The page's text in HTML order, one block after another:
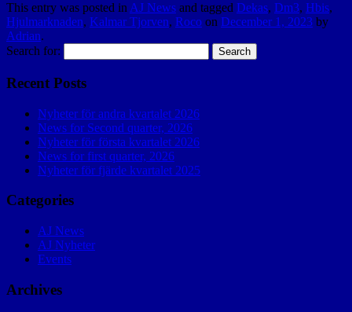
This entry was posted in AJ News and tagged Dekas, Dm3, Hbis,
Hjulmarknaden, Kalmar Tjorven, Roco on December 1, 2023 by
Adrian.
Search for:
Recent Posts
Nyheter för andra kvartalet 2026
News for Second quarter, 2026
Nyheter för första kvartalet 2026
News for first quarter, 2026
Nyheter för fjärde kvartalet 2025
Categories
AJ News
AJ Nyheter
Events
Archives